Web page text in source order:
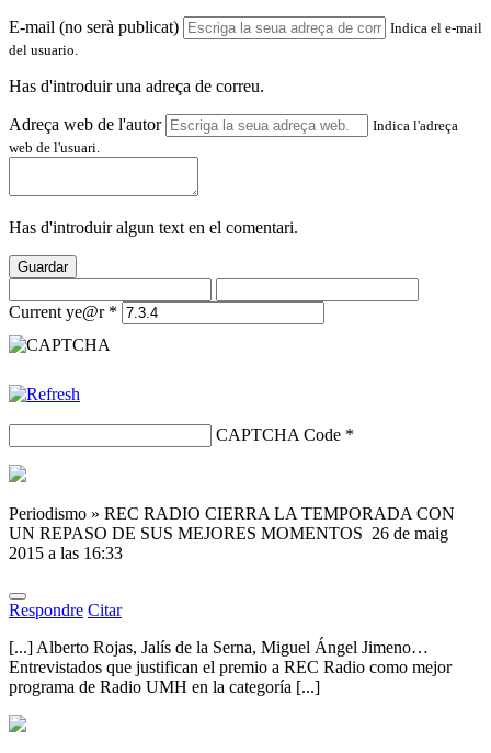
E-mail (no serà publicat)
Indica el e-mail
del usuario.
Has d'introduir una adreça de correu.
Adreça web de l'autor
Indica l'adreça
web de l'usuari.
Has d'introduir algun text en el comentari.
Guardar
Current ye@r *
CAPTCHA Code *
Periodismo » REC RADIO CIERRA LA TEMPORADA CON
UN REPASO DE SUS MEJORES MOMENTOS 26 de maig
2015 a las 16:33
Respondre Citar
[...] Alberto Rojas, Jalís de la Serna, Miguel Ángel Jimeno…
Entrevistados que justifican el premio a REC Radio como mejor
programa de Radio UMH en la categoría [...]